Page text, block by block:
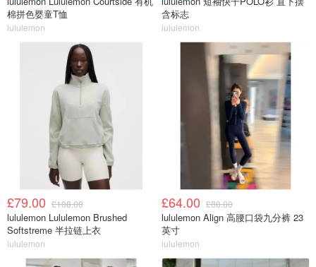
棉拼色婴童T恤
lululemon
含标志
lululemon
£79.00 £108.00
lululemon Lululemon Brushed
Softstreme 半拉链上衣
lululemon
£64.00 £88.00
lululemon Align 高腰口袋九分裤 23
英寸
lululemon